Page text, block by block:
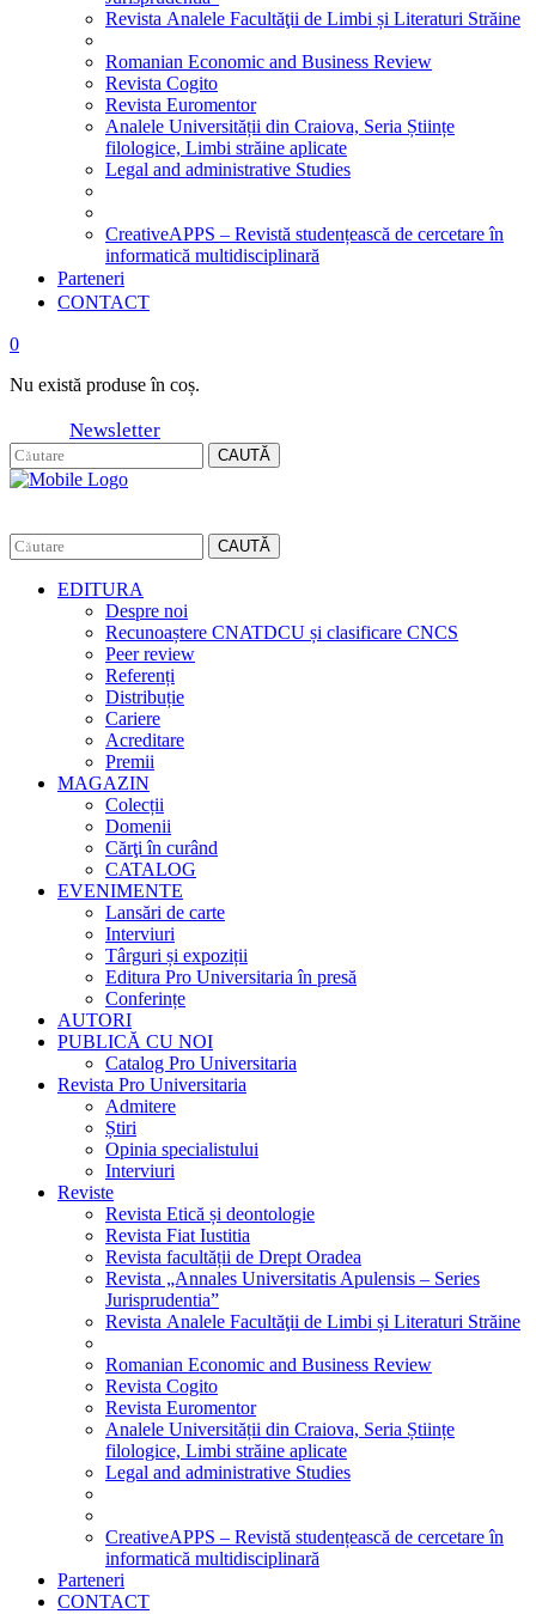
Revista Analele Facultăţii de Limbi și Literaturi Străine
Romanian Economic and Business Review
Revista Cogito
Revista Euromentor
Analele Universității din Craiova, Seria Științe
filologice, Limbi străine aplicate
Legal and administrative Studies
CreativeAPPS – Revistă studențească de cercetare în
informatică multidisciplinară
Parteneri
CONTACT
0
Nu există produse în coș.
Newsletter
CAUTĂ
CAUTĂ
EDITURA
Despre noi
Recunoaștere CNATDCU și clasificare CNCS
Peer review
Referenți
Distribuție
Cariere
Acreditare
Premii
MAGAZIN
Colecții
Domenii
Cărţi în curând
CATALOG
EVENIMENTE
Lansări de carte
Interviuri
Târguri și expoziții
Editura Pro Universitaria în presă
Conferințe
AUTORI
PUBLICĂ CU NOI
Catalog Pro Universitaria
Revista Pro Universitaria
Admitere
Știri
Opinia specialistului
Interviuri
Reviste
Revista Etică și deontologie
Revista Fiat Iustitia
Revista facultății de Drept Oradea
Revista „Annales Universitatis Apulensis – Series
Jurisprudentia”
Revista Analele Facultăţii de Limbi și Literaturi Străine
Romanian Economic and Business Review
Revista Cogito
Revista Euromentor
Analele Universității din Craiova, Seria Științe
filologice, Limbi străine aplicate
Legal and administrative Studies
CreativeAPPS – Revistă studențească de cercetare în
informatică multidisciplinară
Parteneri
CONTACT